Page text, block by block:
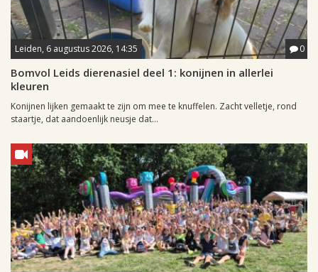
Leiden, 6 augustus 2026, 14:35 0
Bomvol Leids dierenasiel deel 1: konijnen in allerlei
kleuren
Konijnen lijken gemaakt te zijn om mee te knuffelen. Zacht velletje, rond
staartje, dat aandoenlijk neusje dat...